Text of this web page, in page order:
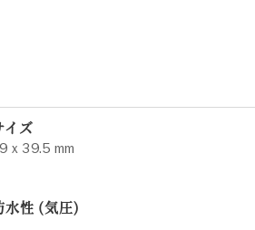
イズ
x 39.5 mm
水性 (気圧)